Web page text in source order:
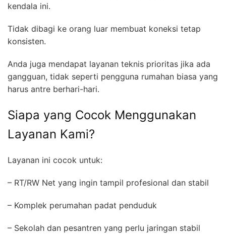
kendala ini.
Tidak dibagi ke orang luar membuat koneksi tetap
konsisten.
Anda juga mendapat layanan teknis prioritas jika ada
gangguan, tidak seperti pengguna rumahan biasa yang
harus antre berhari-hari.
Siapa yang Cocok Menggunakan
Layanan Kami?
Layanan ini cocok untuk:
– RT/RW Net yang ingin tampil profesional dan stabil
– Komplek perumahan padat penduduk
– Sekolah dan pesantren yang perlu jaringan stabil